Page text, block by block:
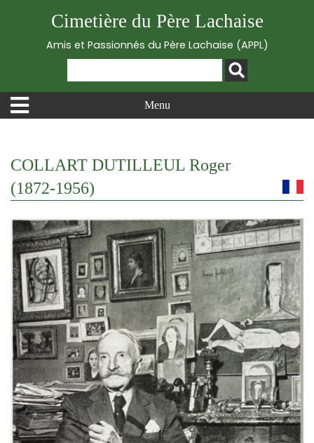
Cimetière du Père Lachaise
Amis et Passionnés du Père Lachaise (APPL)
Menu
COLLART DUTILLEUL Roger
(1872-1956)